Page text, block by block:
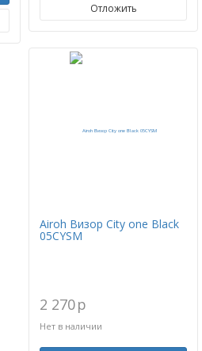
Отложить
Airoh Визор City one Black
05CYSM
2 270p
Нет в наличии